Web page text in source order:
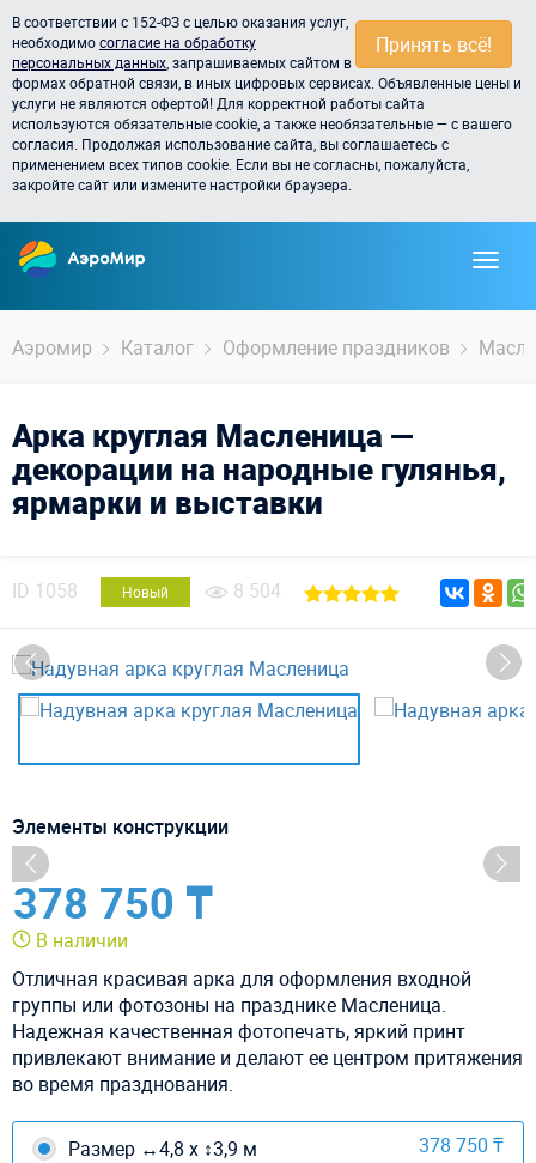
Принять всё!
В соответствии с 152-ФЗ с целью оказания услуг,
необходимосогласие на обработку
персональных данных , запрашиваемых сайтом в
формах обратной связи, в иных цифровых сервисах. Объявленные цены и
услуги не являются офертой! Для корректной работы сайта
используются обязательные cookie, а также необязательные — с вашего
согласия. Продолжая использование сайта, вы соглашаетесь с
применением всех типов cookie. Если вы не согласны, пожалуйста,
закройте сайт или измените настройки браузера.
Аэромир Каталог Оформление праздников
Арка круглая Масленица —
декорации на народные гулянья,
ярмарки и выставки
ID 1058 Новый 8 504
Элементы конструкции
378 750 ₸
В наличии
Отличная красивая арка для оформления входной
группы или фотозоны на празднике Масленица.
Надежная качественная фотопечать, яркий принт
привлекают внимание и делают ее центром притяжения
во время празднования.
Размер ↔4,8 х ↕3,9 м 378 750 ₸